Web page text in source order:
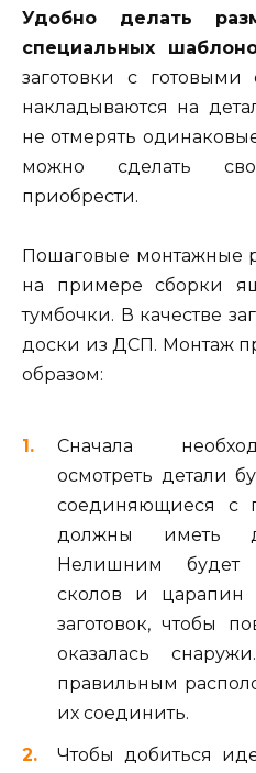
Удобно делать
специальных
заготовки с готовыми
накладываются на
не отмерять
можно сделать
приобрести.
Пошаговые монтажные
на примере сборки
тумбочки. В качестве
доски из ДСП. Монтаж
образом:
Сначала
осмотреть детали
соединяющиеся с
должны иметь
Нелишним будет
сколов и царапин
заготовок, чтобы
оказалась
правильным
их соединить.
Чтобы добиться